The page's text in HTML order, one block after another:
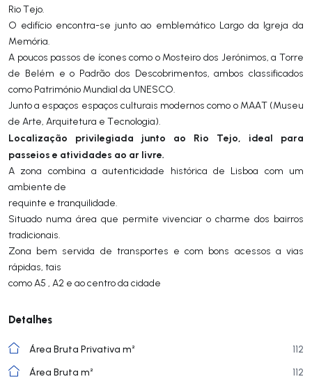
Rio Tejo.
O edifício encontra-se junto ao emblemático Largo da Igreja da
Memória.
A poucos passos de ícones como o Mosteiro dos Jerónimos, a Torre
de Belém e o Padrão dos Descobrimentos, ambos classificados
como Património Mundial da UNESCO.
Junto a espaços espaços culturais modernos como o MAAT (Museu
de Arte, Arquitetura e Tecnologia).
Localização privilegiada junto ao Rio Tejo, ideal para
passeios e atividades ao ar livre.
A zona combina a autenticidade histórica de Lisboa com um
ambiente de
requinte e tranquilidade.
Situado numa área que permite vivenciar o charme dos bairros
tradicionais.
Zona bem servida de transportes e com bons acessos a vias
rápidas, tais
como A5 , A2 e ao centro da cidade
Detalhes
Área Bruta Privativa m²
112
Área Bruta m²
112